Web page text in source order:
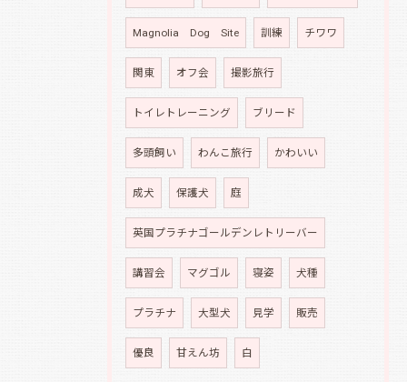
Magnolia Dog Site 訓練 チワワ
関東 オフ会 撮影旅行
トイレトレーニング ブリード
多頭飼い わんこ旅行 かわいい
成犬 保護犬 庭
英国プラチナゴールデンレトリーバー
講習会 マグゴル 寝姿 犬種
プラチナ 大型犬 見学 販売
優良 甘えん坊 白